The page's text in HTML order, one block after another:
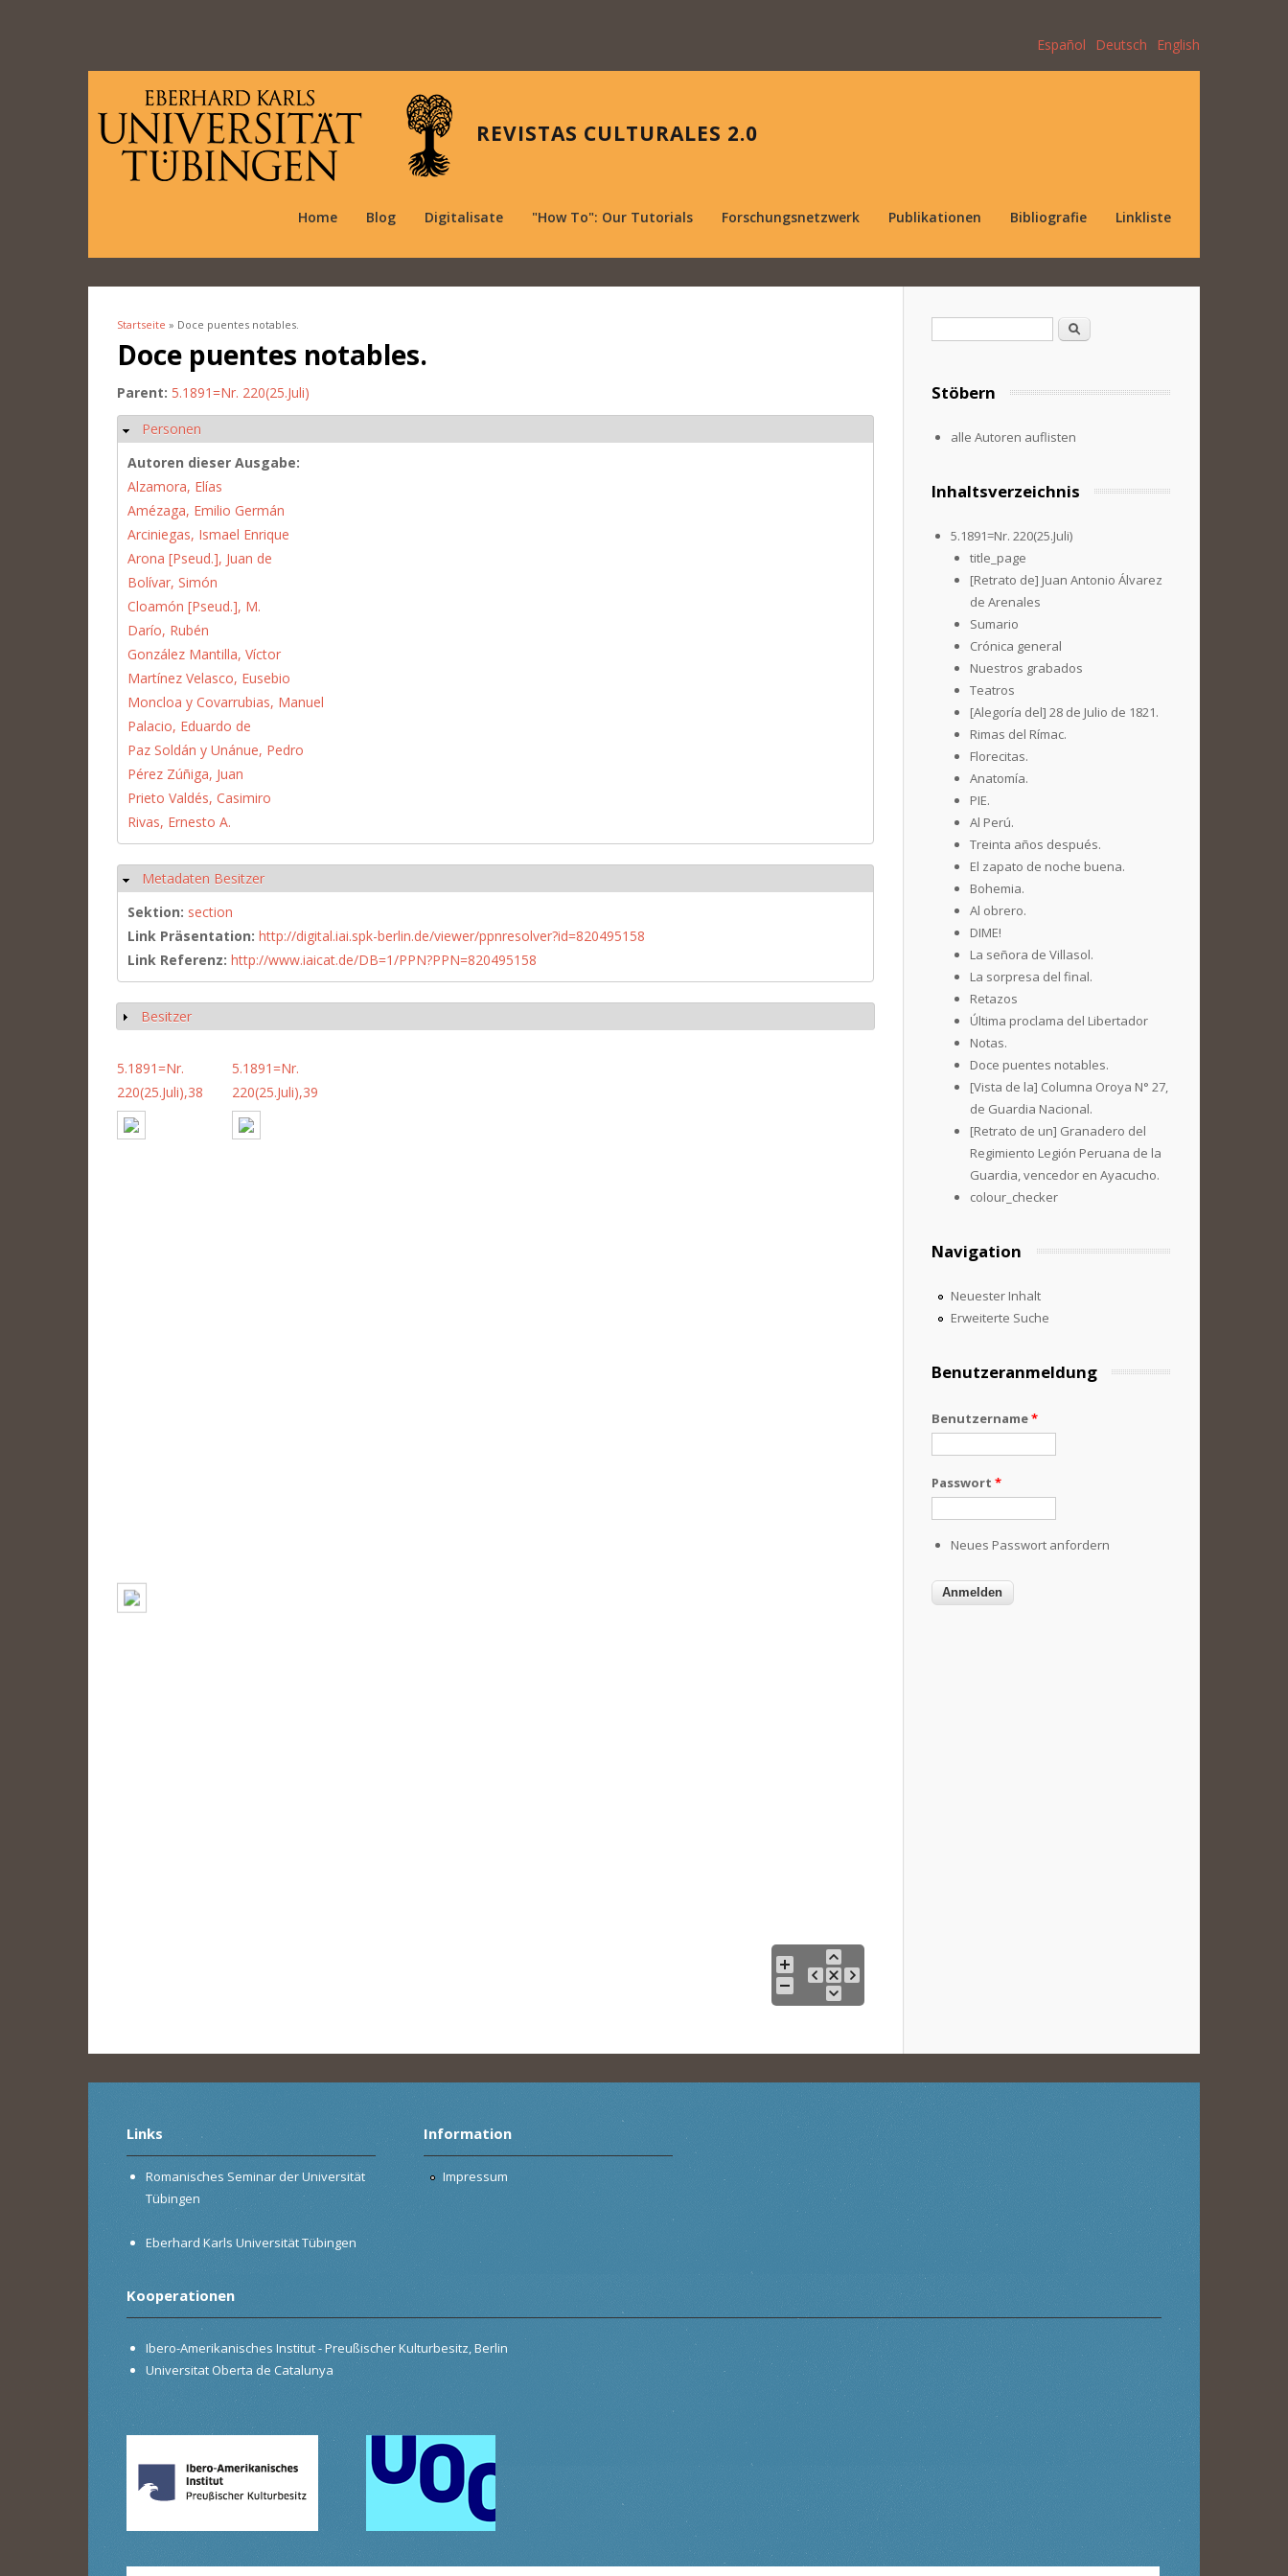
Español Deutsch English
REVISTAS CULTURALES 2.0
Home Blog Digitalisate "How To": Our Tutorials Forschungsnetzwerk Publikationen Bibliografie Linkliste
Sie sind hier
Startseite » Doce puentes notables.
Doce puentes notables.
Parent: 5.1891=Nr. 220(25.Juli)
Ausblenden
Personen
Autoren dieser Ausgabe:
Alzamora, Elías
Amézaga, Emilio Germán
Arciniegas, Ismael Enrique
Arona [Pseud.], Juan de
Bolívar, Simón
Cloamón [Pseud.], M.
Darío, Rubén
González Mantilla, Víctor
Martínez Velasco, Eusebio
Moncloa y Covarrubias, Manuel
Palacio, Eduardo de
Paz Soldán y Unánue, Pedro
Pérez Zúñiga, Juan
Prieto Valdés, Casimiro
Rivas, Ernesto A.
Ausblenden
Metadaten Besitzer
Sektion: section
Link Präsentation: http://digital.iai.spk-berlin.de/viewer/ppnresolver?id=820495158
Link Referenz: http://www.iaicat.de/DB=1/PPN?PPN=820495158
Anzeigen
Besitzer
5.1891=Nr.
220(25.Juli),38
5.1891=Nr.
220(25.Juli),39
Suche
Stöbern
alle Autoren auflisten
Inhaltsverzeichnis
5.1891=Nr. 220(25.Juli)
title_page
[Retrato de] Juan Antonio Álvarez
de Arenales
Sumario
Crónica general
Nuestros grabados
Teatros
[Alegoría del] 28 de Julio de 1821.
Rimas del Rímac.
Florecitas.
Anatomía.
PIE.
Al Perú.
Treinta años después.
El zapato de noche buena.
Bohemia.
Al obrero.
DIME!
La señora de Villasol.
La sorpresa del final.
Retazos
Última proclama del Libertador
Notas.
Doce puentes notables.
[Vista de la] Columna Oroya N° 27,
de Guardia Nacional.
[Retrato de un] Granadero del
Regimiento Legión Peruana de la
Guardia, vencedor en Ayacucho.
colour_checker
Navigation
Neuester Inhalt
Erweiterte Suche
Benutzeranmeldung
Benutzername*
Passwort *
Neues Passwort anfordern
Links
Romanisches Seminar der Universität
Tübingen
Eberhard Karls Universität Tübingen
Information
Impressum
Kooperationen
Ibero-Amerikanisches Institut - Preußischer Kulturbesitz, Berlin
Universitat Oberta de Catalunya